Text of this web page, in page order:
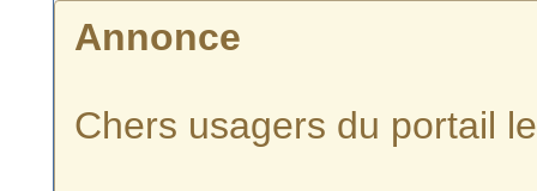
Annonce
Chers usagers du portail